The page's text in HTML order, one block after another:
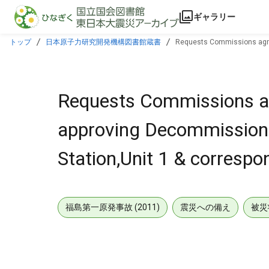
本文に飛ぶ
ギャラリー
トップ 日本原子力研究開発機構図書館蔵書 Requests Commissions
Requests Commissions
approving
Station,Unit 1 &
福島第一原発事故 (2011) 震災への備え 被災